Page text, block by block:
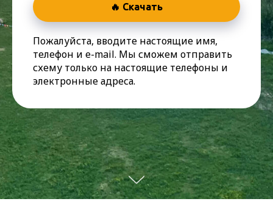
🔥 Скачать
Пожалуйста, вводите настоящие имя,
телефон и e-mail. Мы сможем отправить
схему только на настоящие телефоны и
электронные адреса.